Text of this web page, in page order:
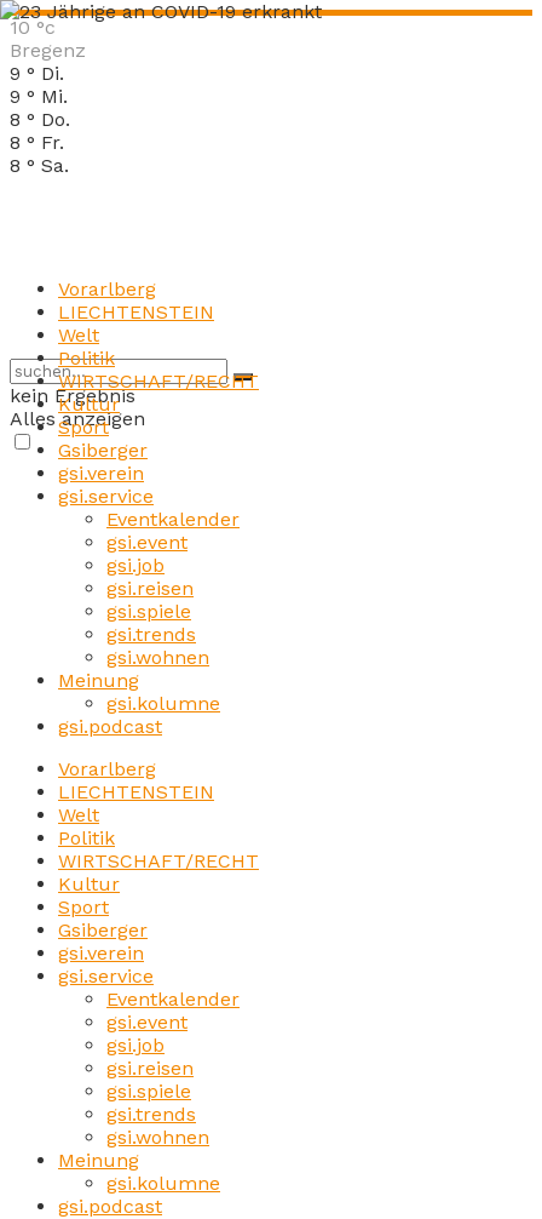
10 °c
Bregenz
9 ° Di.
9 ° Mi.
8 ° Do.
8 ° Fr.
8 ° Sa.
kein Ergebnis
Alles anzeigen
Vorarlberg
LIECHTENSTEIN
Welt
Politik
WIRTSCHAFT/RECHT
Kultur
Sport
Gsiberger
gsi.verein
gsi.service
Eventkalender
gsi.event
gsi.job
gsi.reisen
gsi.spiele
gsi.trends
gsi.wohnen
Meinung
gsi.kolumne
gsi.podcast
Vorarlberg
LIECHTENSTEIN
Welt
Politik
WIRTSCHAFT/RECHT
Kultur
Sport
Gsiberger
gsi.verein
gsi.service
Eventkalender
gsi.event
gsi.job
gsi.reisen
gsi.spiele
gsi.trends
gsi.wohnen
Meinung
gsi.kolumne
gsi.podcast